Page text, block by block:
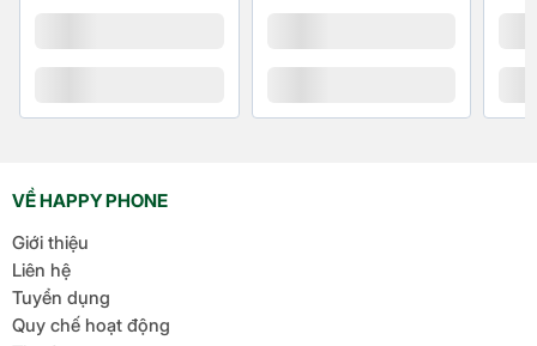
VỀ HAPPY PHONE
Giới thiệu
Liên hệ
Tuyển dụng
Quy chế hoạt động